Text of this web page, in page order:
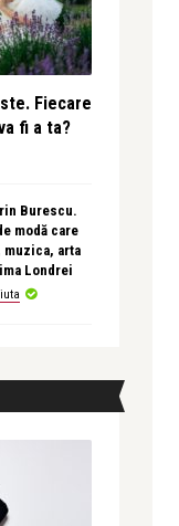
Fiecare
fi a ta?
Burescu.
modă care
muzica, arta
Londrei